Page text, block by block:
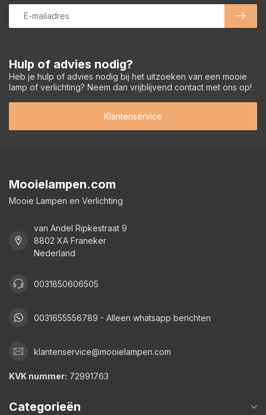
Hulp of advies nodig?
Heb je hulp of advies nodig bij het uitzoeken van een mooie
lamp of verlichting? Neem dan vrijblijvend contact met ons op!
Klantenservice
Mooielampen.com
Mooie Lampen en Verlichting
van Andel Ripkestraat 9
8802 XA Franeker
Nederland
0031850606505
0031655556789 - Alleen whatsapp berichten
klantenservice@mooielampen.com
KVK nummer: 72991763
Categorieën